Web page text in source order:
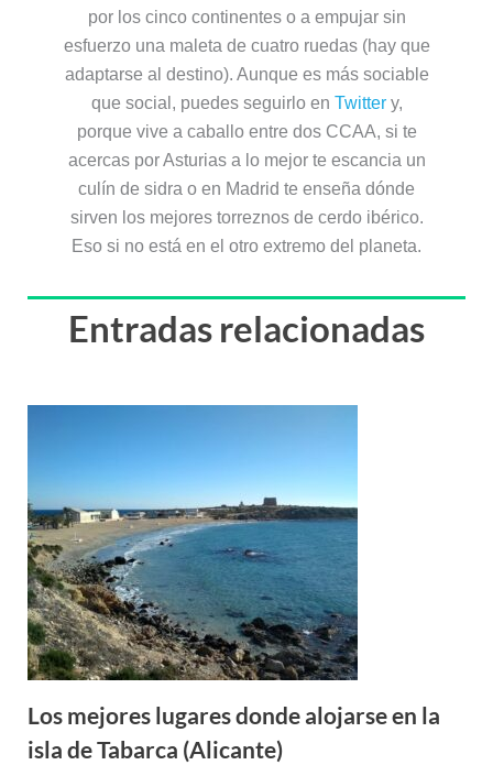
por los cinco continentes o a empujar sin
esfuerzo una maleta de cuatro ruedas (hay que
adaptarse al destino). Aunque es más sociable
que social, puedes seguirlo en Twittery,
porque vive a caballo entre dos CCAA, si te
acercas por Asturias a lo mejor te escancia un
culín de sidra o en Madrid te enseña dónde
sirven los mejores torreznos de cerdo ibérico.
Eso si no está en el otro extremo del planeta.
Entradas relacionadas
Los mejores lugares donde alojarse en la
isla de Tabarca (Alicante)